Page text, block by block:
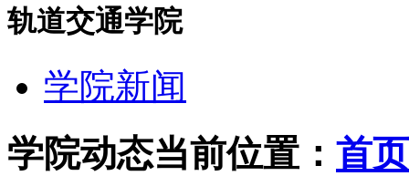
轨道交通学院
学院新闻
学院动态当前位置： 首页